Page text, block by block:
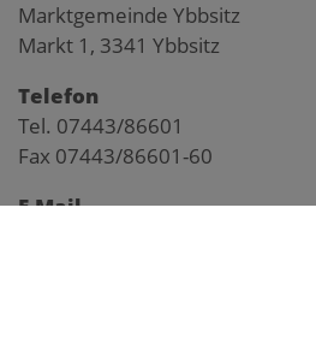
Marktgemeinde Ybbsitz
Markt 1, 3341 Ybbsitz
Telefon
Tel. 07443/86601
Fax 07443/86601-60
E-Mail